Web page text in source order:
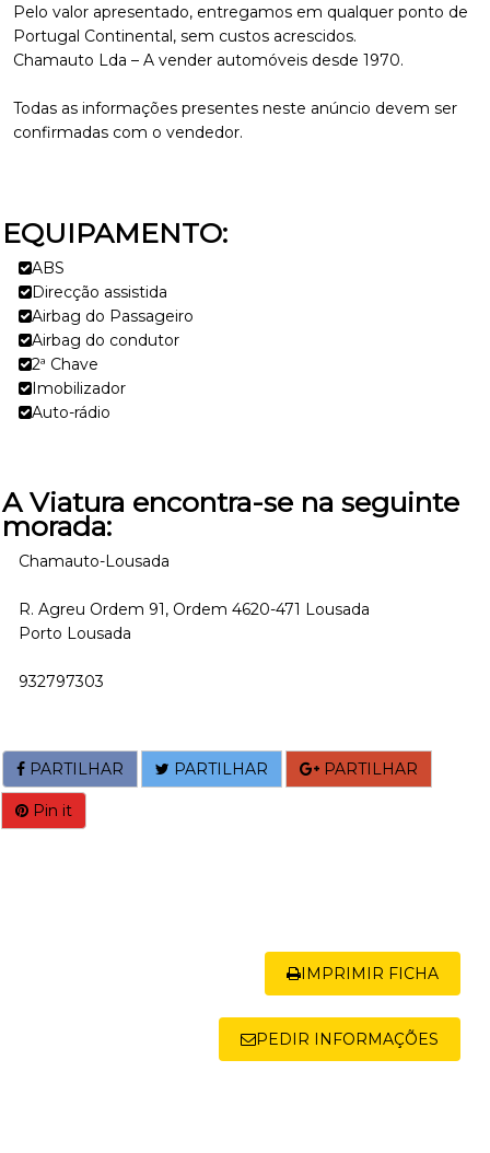
Pelo valor apresentado, entregamos em qualquer ponto de
Portugal Continental, sem custos acrescidos.
Chamauto Lda – A vender automóveis desde 1970.
Todas as informações presentes neste anúncio devem ser
confirmadas com o vendedor.
EQUIPAMENTO:
ABS
Direcção assistida
Airbag do Passageiro
Airbag do condutor
2ª Chave
Imobilizador
Auto-rádio
A Viatura encontra-se na seguinte
morada:
Chamauto-Lousada
R. Agreu Ordem 91, Ordem 4620-471 Lousada
Porto Lousada
932797303
PARTILHAR PARTILHAR PARTILHAR
Pin it
IMPRIMIR FICHA
PEDIR INFORMAÇÕES